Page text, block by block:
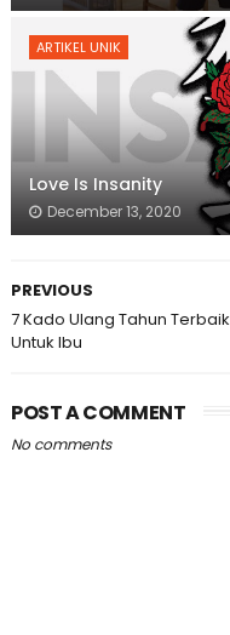
ARTIKEL UNIK
Love Is Insanity
December 13, 2020
PREVIOUS
7 Kado Ulang Tahun Terbaik
Untuk Ibu
POST A COMMENT
No comments